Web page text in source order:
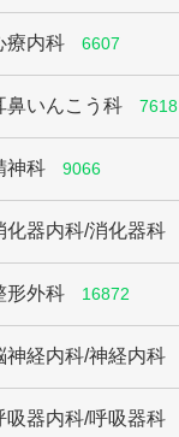
療内科 6607
鼻いんこう科 7618
神科 9066
化器内科/消化器科
形外科 16872
神経内科/神経内科
吸器内科/呼吸器科